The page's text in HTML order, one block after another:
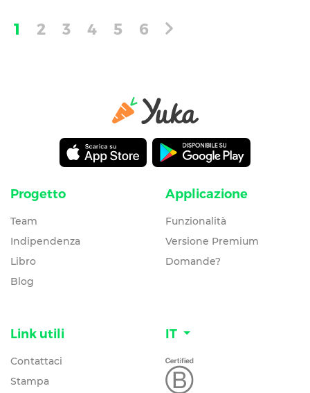
1 2 3 4 5 6
Progetto
Team
Indipendenza
Libro
Blog
Applicazione
Funzionalità
Versione Premium
Domande?
Link utili
Contattaci
Stampa
IT